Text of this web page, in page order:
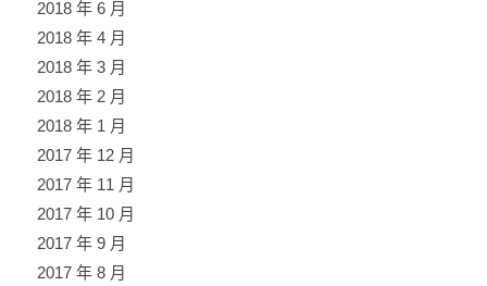
2018 年 6 月
2018 年 4 月
2018 年 3 月
2018 年 2 月
2018 年 1 月
2017 年 12 月
2017 年 11 月
2017 年 10 月
2017 年 9 月
2017 年 8 月